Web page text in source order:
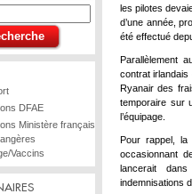
DFAE
Ministère français
Vaccins
les pilotes
d’une année,
été effectué
Parallèlement
contrat irlandais
Ryanair des
temporaire sur
l’équipage.
Pour rappel, la
occasionnant
lancerait
indemnisations